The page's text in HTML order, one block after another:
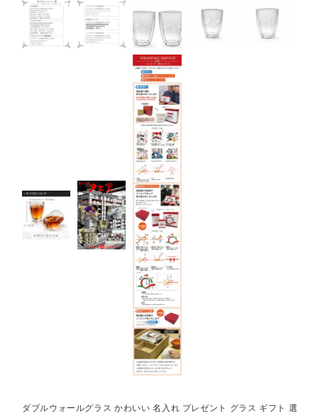
ダブルウォールグラス かわいい 名入れ プレゼント グラス ギフト 選